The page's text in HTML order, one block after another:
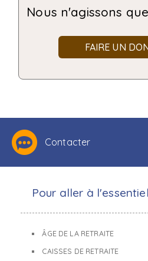
Nous n'agissons
FAIRE UN
Contacter
Pour aller à l'essentiel
ÂGE DE LA RETRAITE
CAISSES DE RETRAITE